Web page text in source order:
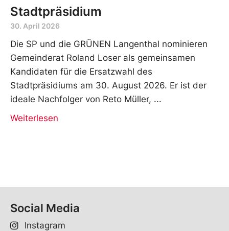
Stadtpräsidium
30. April 2026
Die SP und die GRÜNEN Langenthal nominieren
Gemeinderat Roland Loser als gemeinsamen
Kandidaten für die Ersatzwahl des
Stadtpräsidiums am 30. August 2026. Er ist der
ideale Nachfolger von Reto Müller,
Weiterlesen
Social Media
Instagram